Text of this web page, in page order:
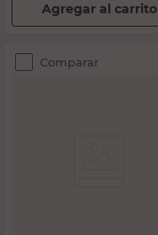
Agregar al carrito
Comparar